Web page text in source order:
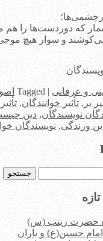
که دوردست‌ها را هم
می‌کوشند و سوار هیچ
و عرفانی |
Tagged
بر , تأثیر خوانندگان,
نویسندگان, دین
وزندگی, نویسندگان
حضرت زینب (س)
حسین(ع) و یاران